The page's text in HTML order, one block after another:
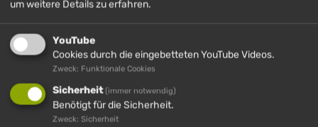
um weitere Details zu erfahren.
YouTube
Cookies durch die eingebetteten YouTube Videos.
Zweck: Funktionale Cookies
Sicherheit(immer notwendig)
Benötigt für die Sicherheit.
Zweck: Sicherheit